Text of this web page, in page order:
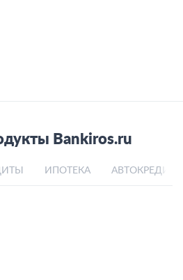
Bankiros.ru
ИПОТЕКА